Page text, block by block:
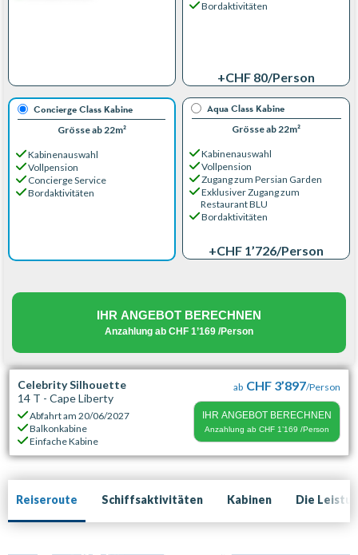
Bordaktivitäten
+CHF 80/Person
Concierge Class Kabine
Grösse ab 22m²
Kabinenauswahl
Vollpension
Concierge Service
Bordaktivitäten
Aqua Class Kabine
Grösse ab 22m²
Kabinenauswahl
Vollpension
Zugang zum Persian Garden
Exklusiver Zugang zum
Restaurant BLU
Bordaktivitäten
+CHF 1’726/Person
IHR ANGEBOT BERECHNEN
Anzahlung ab CHF 1’169 /Person
Celebrity Silhouette
14 T - Cape Liberty
Abfahrt am20/06/2027
Balkonkabine
Einfache Kabine
ab CHF 3’897/Person
IHR ANGEBOT BERECHNEN
Anzahlung ab CHF 1’169 /Person
Reiseroute Schiffsaktivitäten Kabinen Die